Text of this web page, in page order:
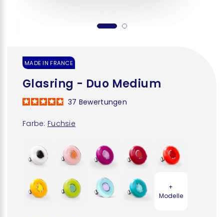
MADE IN FRANCE
Glasring - Duo Medium
Farbe: Fuchsie
37 Bewertungen
+
Modelle